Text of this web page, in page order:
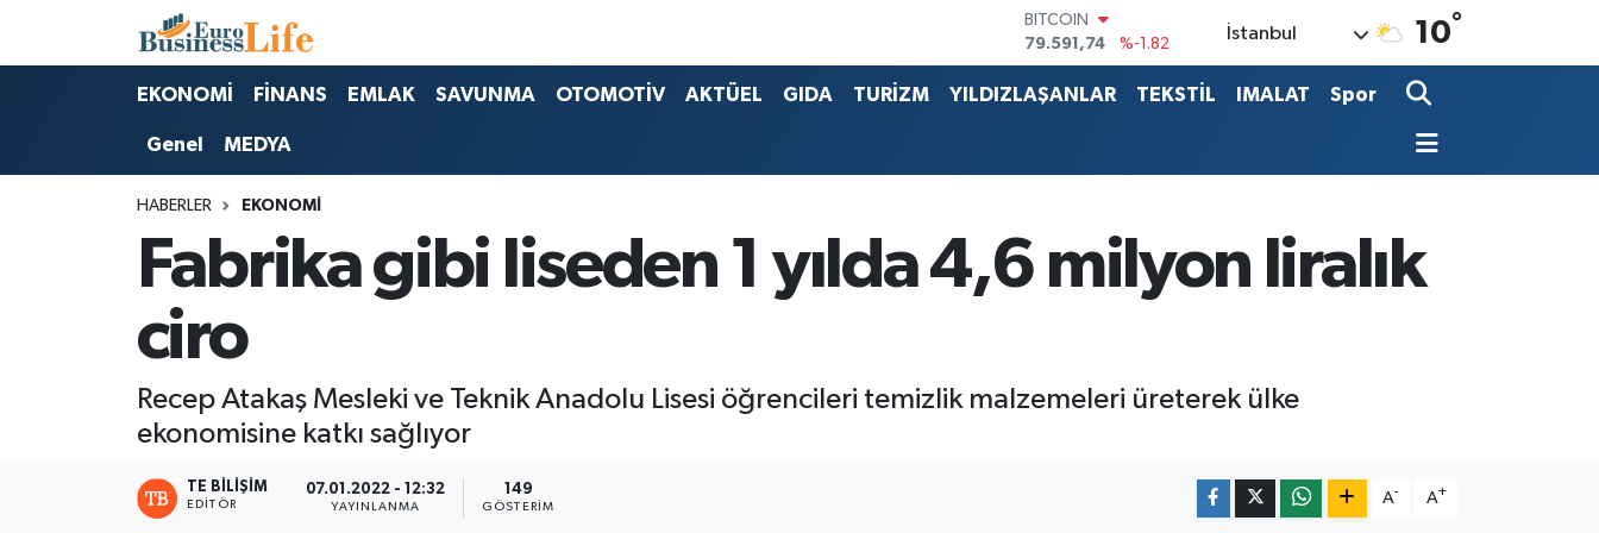
79.591,74
DOLAR
45,43620
%0.02
EURO
14.598,00
%0
İstanbul 10°
EKONOMİ FİNANS EMLAK SAVUNMA OTOMOTİV AKTÜEL GIDA TURİZM YILDIZLAŞANLAR TEKSTİL IMALAT Spor
Genel MEDYA
HABERLER EKONOMİ
Fabrika gibi liseden 1 yılda 4,6 milyon liralık
ciro
Recep Atakaş Mesleki ve Teknik Anadolu Lisesi öğrencileri temizlik malzemeleri üreterek ülke
ekonomisine katkı sağlıyor
TE BILIŞIM
EDITÖR
07.01.2022 - 12:32
YAYINLANMA
149
GÖSTERIM
A- A+
Nöbetçi Eczaneler
Hava Durumu
Namaz Vakitleri
Trafik Durumu
Süper Lig Puan Durumu ve Fikstür
Tüm Manşetler
Haber Arşivi